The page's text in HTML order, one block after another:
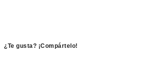
¿Te gusta? ¡Compártelo!